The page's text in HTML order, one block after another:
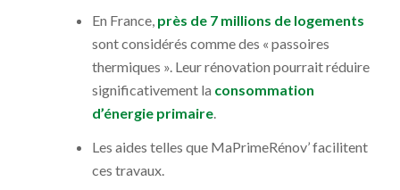
En France, près de 7 millions de logements
sont considérés comme des « passoires
thermiques ». Leur rénovation pourrait réduire
significativement la consommation
d’énergie primaire.
Les aides telles que MaPrimeRénov’ facilitent
ces travaux.